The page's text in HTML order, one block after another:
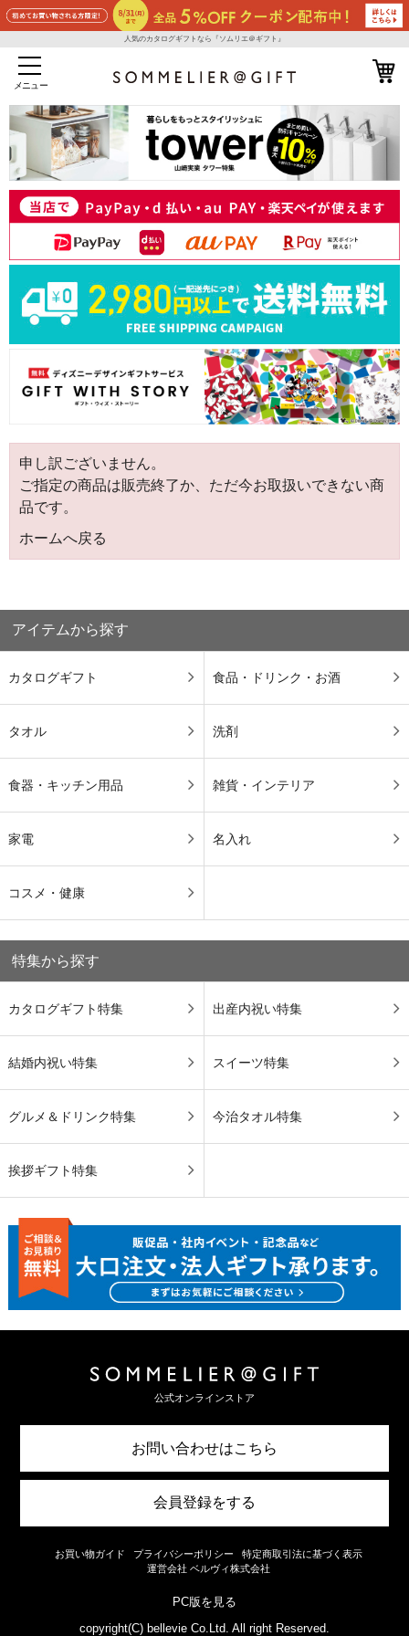
人気のカタログギフトなら『ソムリエ＠ギフト』
メニュー
申し訳ございません。
ご指定の商品は販売終了か、ただ今お取扱いできない商
品です。
ホームへ戻る
アイテムから探す
カタログギフト 食品・ドリンク・お酒
タオル 洗剤
食器・キッチン用品 雑貨・インテリア
家電 名入れ
コスメ・健康
特集から探す
カタログギフト特集 出産内祝い特集
結婚内祝い特集 スイーツ特集
グルメ＆ドリンク特集 今治タオル特集
挨拶ギフト特集
公式オンラインストア
お問い合わせはこちら
会員登録をする
お買い物ガイド プライバシーポリシー
特定商取引法に基づく表示
運営会社 ベルヴィ株式会社
PC版を見る
copyright(C) bellevie Co.Ltd. All right Reserved.